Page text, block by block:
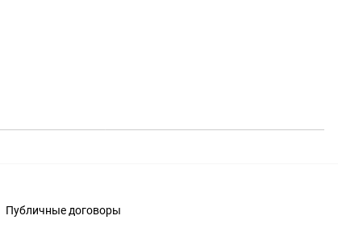
Публичные договоры